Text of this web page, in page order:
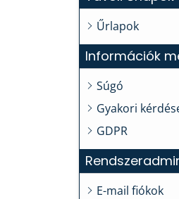
Űrlapok
Információk
Súgó
Gyakori
GDPR
E-mail fiókok